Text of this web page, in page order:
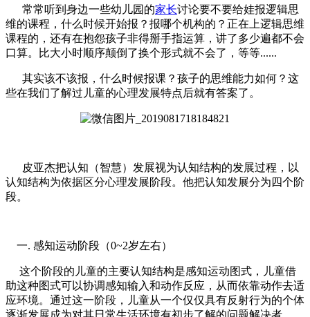
常常听到身边一些幼儿园的家长讨论要不要给娃报逻辑思
维的课程，什么时候开始报？报哪个机构的？正在上逻辑思维
课程的，还有在抱怨孩子非得掰手指运算，讲了多少遍都不会
口算。比大小时顺序颠倒了换个形式就不会了，等等......
其实该不该报，什么时候报课？孩子的思维能力如何？这
些在我们了解过儿童的心理发展特点后就有答案了。
皮亚杰把认知（智慧）发展视为认知结构的发展过程，以
认知结构为依据区分心理发展阶段。他把认知发展分为四个阶
段。
一. 感知运动阶段（0~2岁左右）
这个阶段的儿童的主要认知结构是感知运动图式，儿童借
助这种图式可以协调感知输入和动作反应，从而依靠动作去适
应环境。通过这一阶段，儿童从一个仅仅具有反射行为的个体